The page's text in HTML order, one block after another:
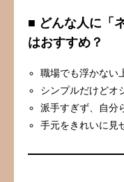
■ どんな人に「
はおすすめ？
職場でも浮かない
シンプルだけどオ
派手すぎず、自分
手元をきれいに見